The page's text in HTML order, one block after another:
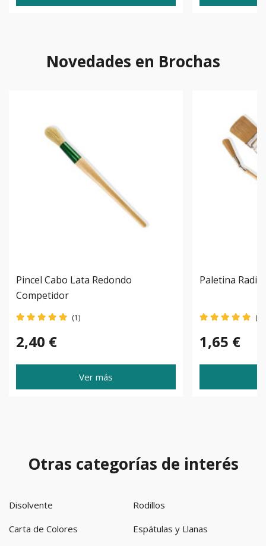
Novedades en Brochas
Pincel Cabo Lata Redondo
Competidor
(1)
2,40 €
Ver más
Paletina
(1)
1,65 €
Otras categorías de interés
Disolvente
Rodillos
Carta de Colores
Espátulas y Llanas